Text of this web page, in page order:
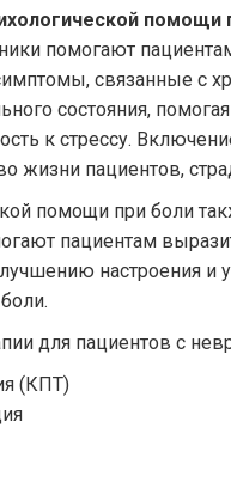
помощи
помогают
связанные с
состояния,
к стрессу.
жизни пациентов,
помощи при боли
пациентам
настроения
для пациентов с
(КПТ)